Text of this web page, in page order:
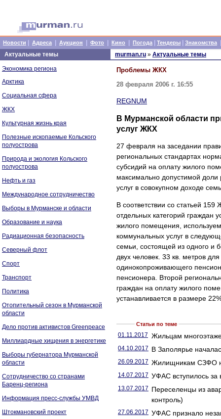
Новости Адреса Аукцион Фото Кино Погода Тендеры Знакомства
Актуальные темы
Экономика региона
Арктика
Социальная сфера
ЖКХ
Культурная жизнь края
Полезные ископаемые Кольского
полуострова
Природа и экология Кольского
полуострова
Нефть и газ
Международное сотрудничество
Выборы в Мурманске и области
Образование и наука
Радиационная безопасность
Северный флот
Спорт
Транспорт
Политика
Отопительный сезон в Мурманской
области
Дело против активистов Greenpeace
Миллиардные хищения в энергетике
Выборы губернатора Мурманской
области
Сотрудничество со странами
Баренц-региона
Информация пресс-службы УМВД
Штокмановский проект
murman.ru » Актуальные темы
Проблемы ЖКХ
28 февраля 2006 г. 16:55
REGNUM
В Мурманской области
услуг ЖКХ
27 февраля на заседании
региональных стандартах
субсидий на оплату жилого
максимально допустимой
услуг в совокупном доходе
В соответствии со статьей
отдельных категорий граждан
жилого помещения,
коммунальных услуг в
семьи, состоящей из одного и
двух человек. 33 кв. метров
одинокопроживающего
пенсионера. Второй
граждан на оплату жилого
устанавливается в размере
Статьи по теме
01.11.2017 Жильцам
04.10.2017 В Заполярье
26.09.2017 Жилищникам СЗФО
14.07.2017 УФАС вступилось за
13.07.2017 Переселенцы из
контроль)
27.06.2017 УФАС признало